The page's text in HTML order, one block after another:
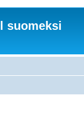
suomeksi